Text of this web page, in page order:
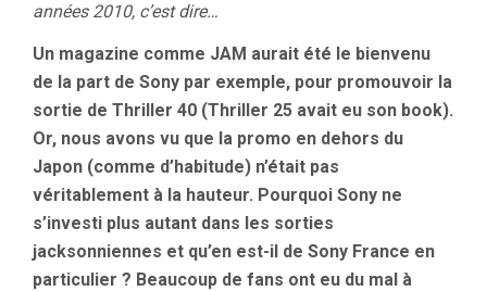
années 2010, c’est dire…
Un magazine comme JAM aurait été le bienvenu
de la part de Sony par exemple, pour promouvoir la
sortie de Thriller 40 (Thriller 25 avait eu son book).
Or, nous avons vu que la promo en dehors du
Japon (comme d’habitude) n’était pas
véritablement à la hauteur. Pourquoi Sony ne
s’investi plus autant dans les sorties
jacksonniennes et qu’en est-il de Sony France en
particulier ? Beaucoup de fans ont eu du mal à